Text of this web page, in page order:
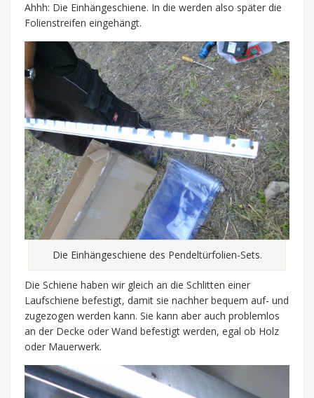
Ahhh: Die Einhängeschiene. In die werden also später die
Folienstreifen eingehängt.
Die Einhängeschiene des Pendeltürfolien-Sets.
Die Schiene haben wir gleich an die Schlitten einer
Laufschiene befestigt, damit sie nachher bequem auf- und
zugezogen werden kann. Sie kann aber auch problemlos
an der Decke oder Wand befestigt werden, egal ob Holz
oder Mauerwerk.